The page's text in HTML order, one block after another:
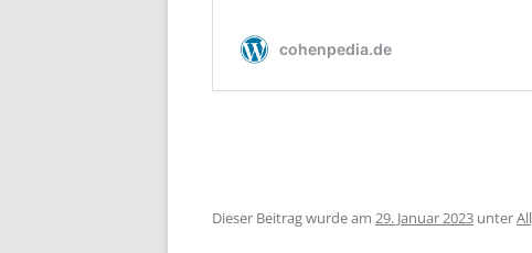
Dieser Beitrag wurde am 29. Januar 2023 unter